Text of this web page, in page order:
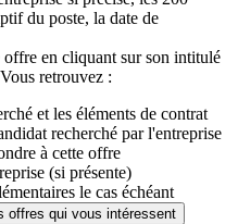
du poste, la date de
offre en cliquant sur son intitulé
retrouvez :
et les éléments de contrat
recherché par l'entreprise
à cette offre
(si présente)
le cas échéant
offres qui vous intéressent